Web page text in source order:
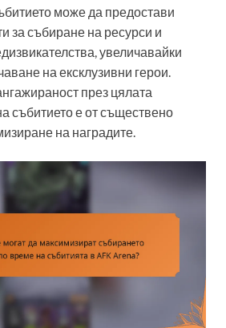
може да предостави
за събиране на ресурси и
увеличавайки
на ексклузивни герои.
през цялата
събитието е от съществено
на наградите.